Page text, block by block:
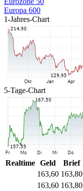
Europa 600
1-Jahres-Chart
5-Tage-Chart
Realtime Geld Brief
163,60 163,80
163,60 163,80